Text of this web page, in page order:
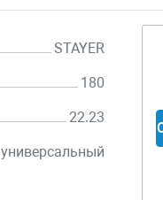
STAYER
180
22.23
универсальный